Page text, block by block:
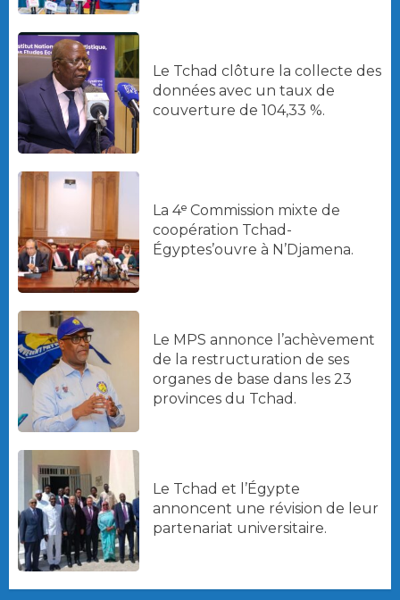
Le Tchad clôture la collecte des
données avec un taux de
couverture de 104,33 %.
La 4ᵉ Commission mixte de
coopération Tchad-
Égyptes’ouvre à N’Djamena.
Le MPS annonce l’achèvement
de la restructuration de ses
organes de base dans les 23
provinces du Tchad.
Le Tchad et l’Égypte
annoncent une révision de leur
partenariat universitaire.